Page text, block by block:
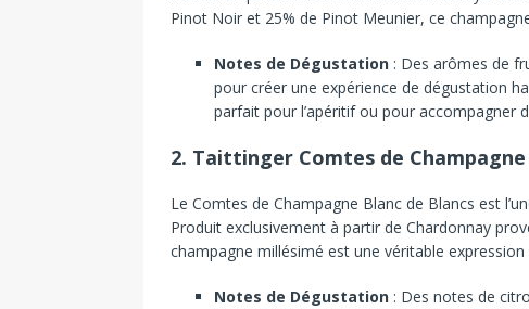
Pinot Noir et 25% de Pinot Meunier, ce
Notes de Dégustation : Des arômes de
pour créer une expérience de dégustation
parfait pour l’apéritifou pour accompagner
2. Taittinger Comtes de Champagne
Le Comtes de Champagne Blanc de Blancs est
Produit exclusivement à partir de Chardonnay
champagne millésimé est une véritable expression
Notes de Dégustation : Des notes de